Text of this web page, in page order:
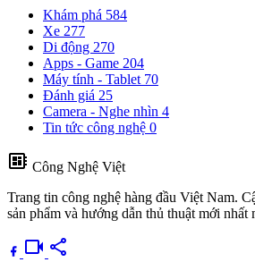
Khám phá 584
Xe 277
Di động 270
Apps - Game 204
Máy tính - Tablet 70
Đánh giá 25
Camera - Nghe nhìn 4
Tin tức công nghệ 0
developer_board Công Nghệ Việt
Trang tin công nghệ hàng đầu Việt Nam.
sản phẩm và hướng dẫn thủ thuật mới nhất
videocam share